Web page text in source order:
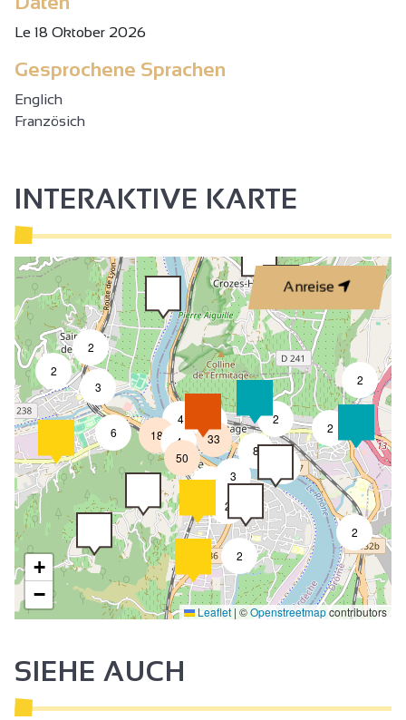
Le 18 Oktober 2026
Gesprochene Sprachen
Englich
Französich
INTERAKTIVE KARTE
Anreise
2
2
2
2
2
2
2
8
2
3
6
4
4
18
2
3
50
33
+
−
Leaflet | ©Openstreetmapcontributors
SIEHE AUCH